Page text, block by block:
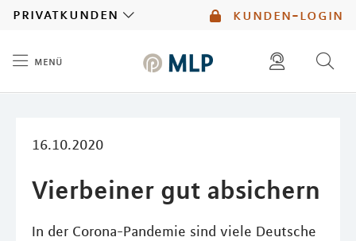
kunden-login
privatkunden
menü
16.10.2020
Vierbeiner gut absichern
In der Corona-Pandemie sind viele Deutsche